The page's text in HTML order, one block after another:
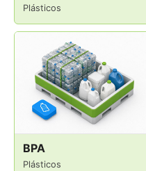
Plásticos
BPA
Plásticos